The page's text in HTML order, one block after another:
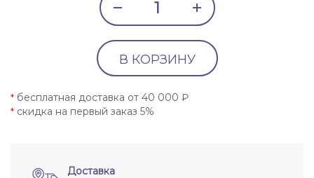
В КОРЗИНУ
* бесплатная доставка от 40 000 ₽
* скидка на первый заказ 5%
Доставка